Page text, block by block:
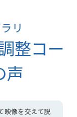
リ
整コー
声
映像を交えて説